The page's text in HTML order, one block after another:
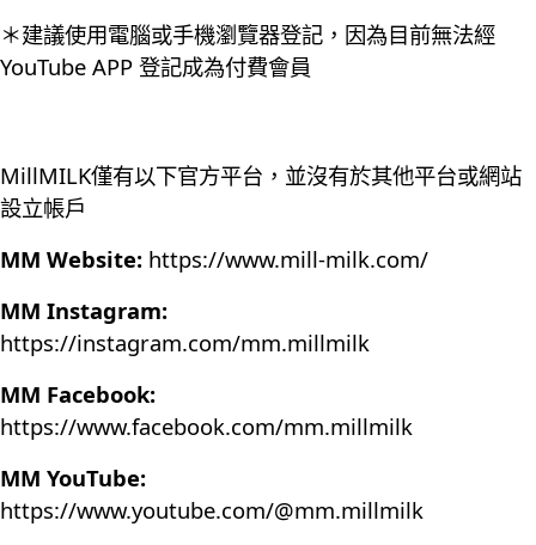
＊建議使用電腦或手機瀏覽器登記，因為目前無法經
YouTube APP 登記成為付費會員
MillMILK僅有以下官方平台，並沒有於其他平台或網站
設立帳戶
MM Website: https://www.mill-milk.com/
MM Instagram:
https://instagram.com/mm.millmilk
MM Facebook:
https://www.facebook.com/mm.millmilk
MM YouTube:
https://www.youtube.com/@mm.millmilk